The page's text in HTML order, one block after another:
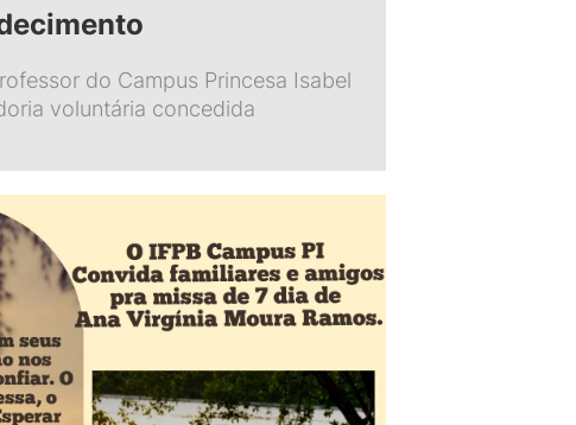
do Campus Princesa Isabel
voluntária concedida